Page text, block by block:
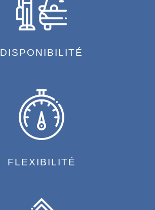
DISPONIBILITÉ
FLEXIBILITÉ